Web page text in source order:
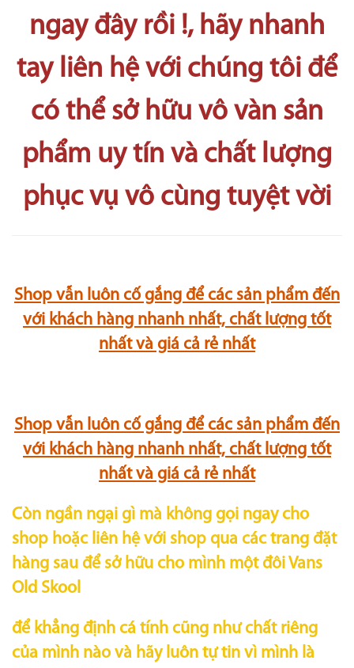
ngay đây rồi !, hãy nhanh
tay liên hệ với chúng tôi để
có thể sở hữu vô vàn sản
phẩm uy tín và chất lượng
phục vụ vô cùng tuyệt vời
Shop vẫn luôn cố gắng để các sản phẩm đến
với khách hàng nhanh nhất, chất lượng tốt
nhất và giá cả rẻ nhất
Shop vẫn luôn cố gắng để các sản phẩm đến
với khách hàng nhanh nhất, chất lượng tốt
nhất và giá cả rẻ nhất
Còn ngần ngại gì mà không gọi ngay cho
shop hoặc liên hệ với shop qua các trang đặt
hàng sau để sở hữu cho mình một đôi Vans
Old Skool
để khẳng định cá tính cũng như chất riêng
của mình nào và hãy luôn tự tin vì mình là